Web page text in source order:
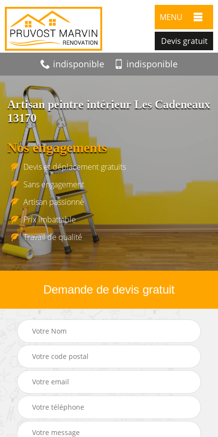
MENU
Devis gratuit
indisponible indisponible
Artisan peintre intérieur Les Cadeneaux
13170
Nos engagements
Devis et déplacement gratuits
Sans engagement
Artisan passionné
Prix imbattable
Travail de qualité
Demande de devis gratuit